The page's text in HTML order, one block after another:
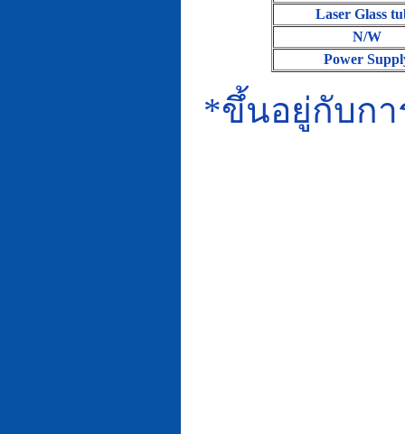
Laser Glass
N/W
Power
*ขึ้นอยู่กับกา